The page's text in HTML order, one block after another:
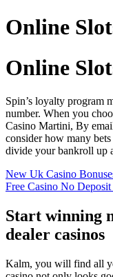
Online
Online
Spin’s loyalty program
number. When you
Casino Martini, By
consider how many
divide your bankroll up
New Uk Casino
Free Casino No
Start winning
dealer casinos
Kalm, you will find all